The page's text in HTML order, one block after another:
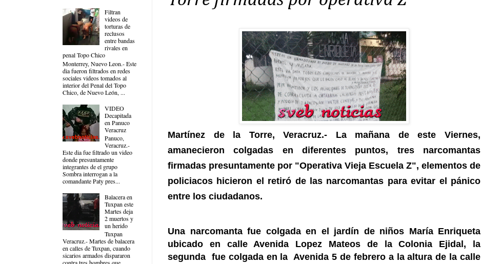
Martínez de la Torre, Veracruz.- La mañana de este Viernes,
amanecieron colgadas en diferentes puntos, tres narcomantas
firmadas presuntamente por "Operativa Vieja Escuela Z", elementos de
policiacos hicieron el retiró de las narcomantas para evitar el pánico
entre los ciudadanos.
Una narcomanta fue colgada en el jardín de niños María Enriqueta
ubicado en calle Avenida Lopez Mateos de la Colonia Ejidal, la
segunda fue colgada en la Avenida 5 de febrero a la altura de la calle
Filtran
videos de
torturas de
reclusos
entre bandas
rivales en
penal Topo Chico
Monterrey, Nuevo Leon.- Este
dia fueron filtrados en redes
sociales videos tomados al
interior del Penal del Topo
Chico, de Nuevo León, ...
VIDEO
Decapitada
en Panuco
Veracruz
Panuco,
Veracruz.-
Este dia fue filtrado un video
donde presuntamente
integrantes de el grupo
Sombra interrogan a la
comandante Paty pres...
Balacera en
Tuxpan este
Martes deja
2 muertos y
un herido
Tuxpan
Veracruz.- Martes de balacera
en calles de Tuxpan, cuando
sicarios armados dispararon